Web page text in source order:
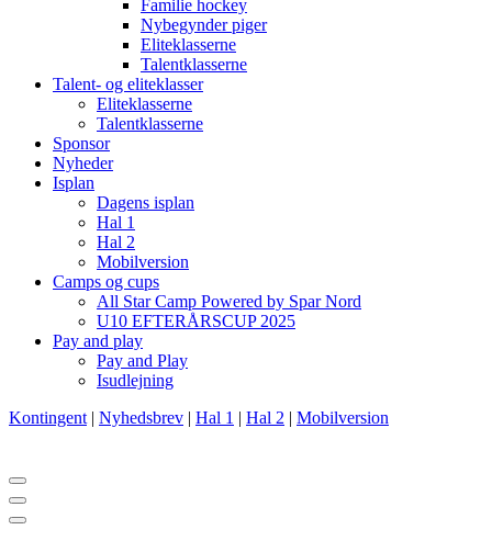
Familie hockey
Nybegynder piger
Eliteklasserne
Talentklasserne
Talent- og eliteklasser
Eliteklasserne
Talentklasserne
Sponsor
Nyheder
Isplan
Dagens isplan
Hal 1
Hal 2
Mobilversion
Camps og cups
All Star Camp Powered by Spar Nord
U10 EFTERÅRSCUP 2025
Pay and play
Pay and Play
Isudlejning
Kontingent | Nyhedsbrev | Hal 1 | Hal 2 | Mobilversion
Navigation
menu
Navigation
menu